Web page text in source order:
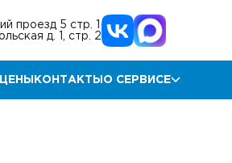
проезд 5 стр. 1
д. 1, стр. 2
КОНТАКТЫ О СЕРВИСЕ